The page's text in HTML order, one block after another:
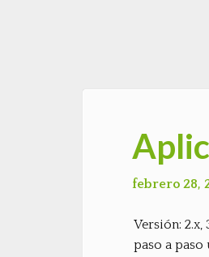
febrero 28,
Versión:
paso a paso